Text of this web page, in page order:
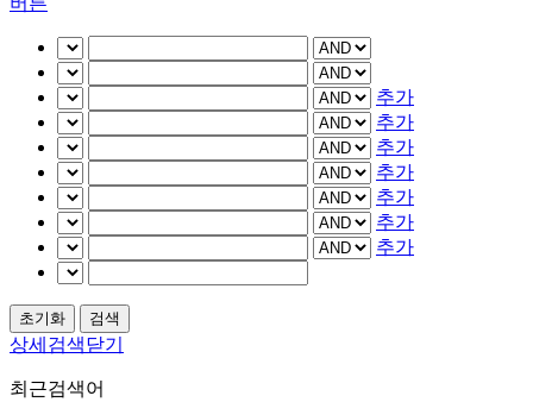
추가
추가
추가
추가
추가
추가
추가
상세검색닫기
최근검색어